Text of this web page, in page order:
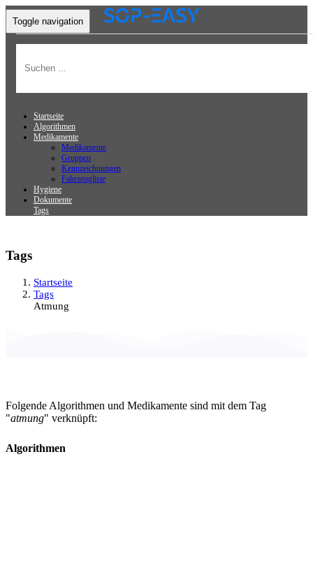
Toggle navigation
Startseite
Algorithmen
Medikamente
Medikamente
Gruppen
Kennzeichnungen
Fahrzeugliste
Hygiene
Dokumente
Tags
Tags
Startseite
Tags
Atmung
Folgende Algorithmen und Medikamente sind mit dem Tag
"atmung" verknüpft:
Algorithmen